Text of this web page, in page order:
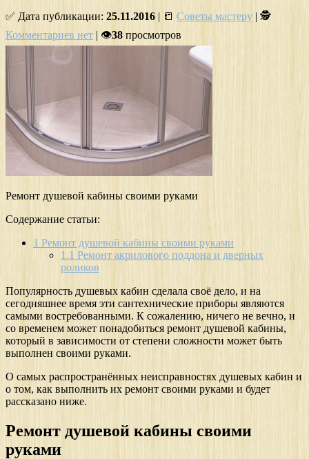
✅ Дата публикации: 25.11.2016 | 📒 Советы мастеру | 🕵
Комментариев нет | 👁38 просмотров
Ремонт душевой кабины своими руками
Содержание статьи:
1 Ремонт душевой кабины своими руками
1.1 Ремонт акрилового поддона и дверных
роликов
Популярность душевых кабин сделала своё дело, и на
сегодняшнее время эти сантехнические приборы являются
самыми востребованными. К сожалению, ничего не вечно, и
со временем может понадобиться ремонт душевой кабины,
который в зависимости от степени сложности может быть
выполнен своими руками.
О самых распространённых неисправностях душевых кабин и
о том, как выполнить их ремонт своими руками и будет
рассказано ниже.
Ремонт душевой кабины своими
руками